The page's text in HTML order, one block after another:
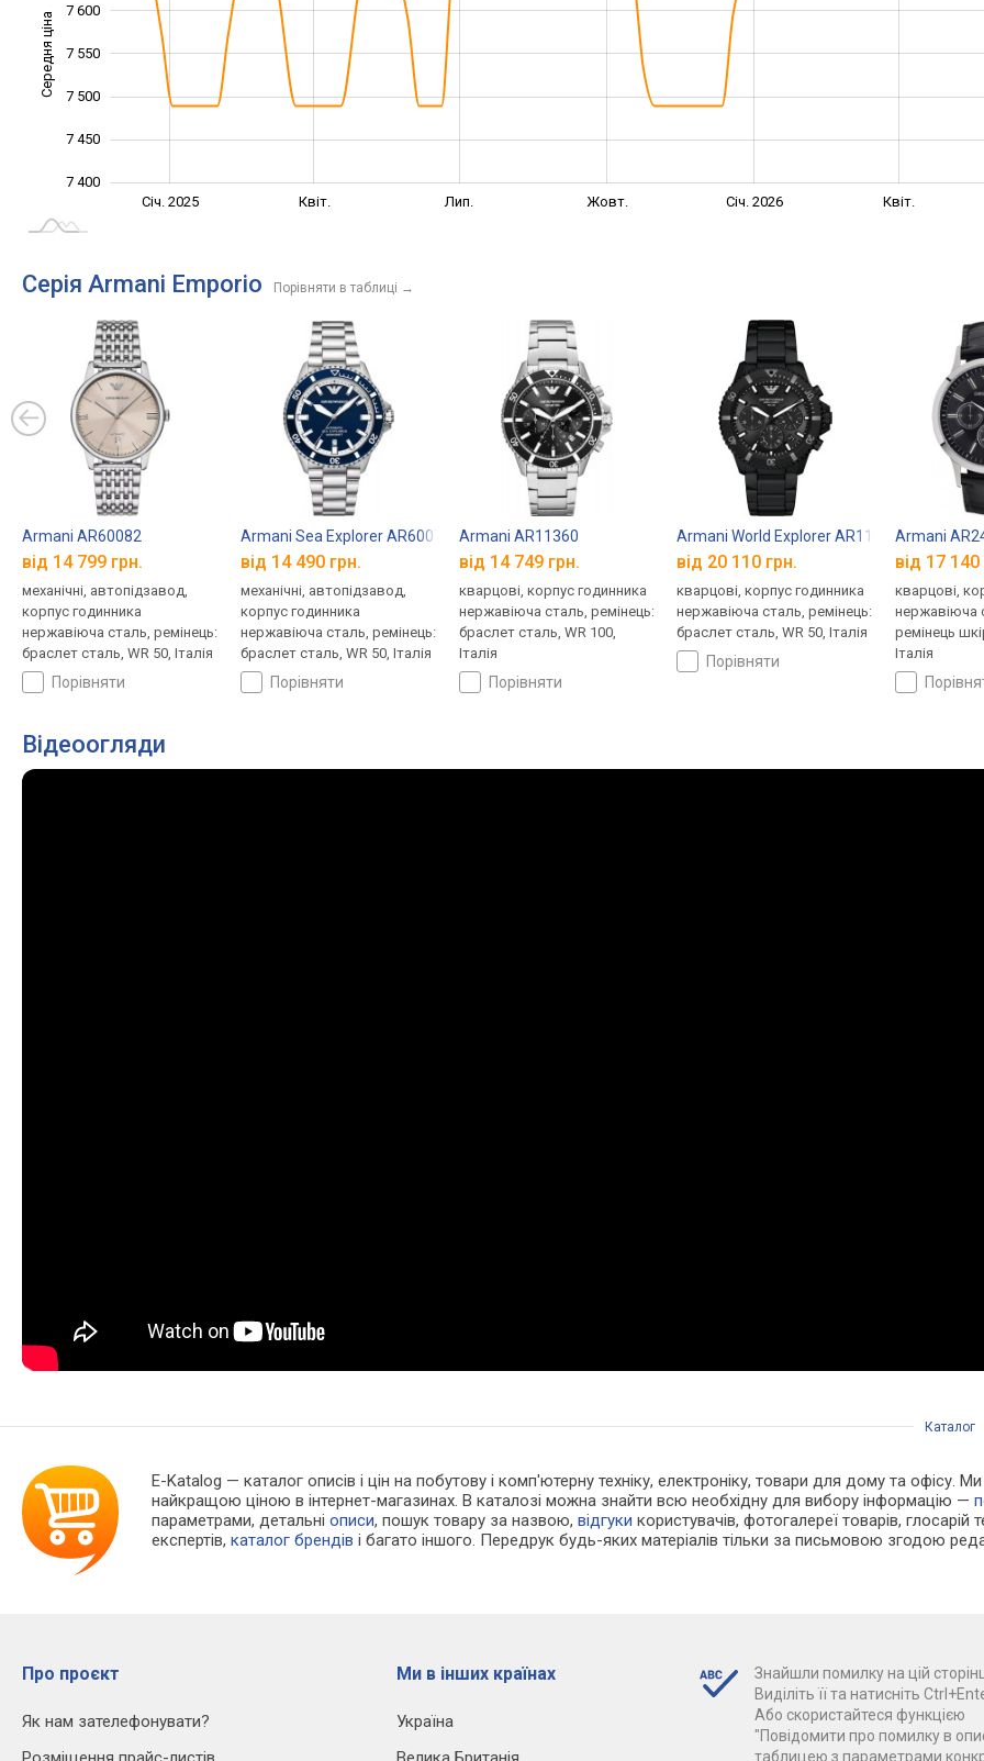
Середня ціна 7 400
7 400
7 450
7 500
7 550
7 600
Січ. 2025 Квіт. Лип. Жовт. Січ. 2026 Квіт.
Серія Armani Emporio Порівняти в таблиці →
Armani AR60082
від 14 799 грн.
механічні, автопідзавод,
корпус годинника
нержавіюча сталь, ремінець:
браслет сталь, WR 50, Італія
порівняти
Armani Sea Explorer AR60079
від 14 490 грн.
механічні, автопідзавод,
корпус годинника
нержавіюча сталь, ремінець:
браслет сталь, WR 50, Італія
порівняти
Armani AR11360
від 14 749 грн.
кварцові, корпус годинника
нержавіюча сталь, ремінець:
браслет сталь, WR 100,
Італія
порівняти
Armani World Explorer AR11784
від 20 110 грн.
кварцові, корпус годинника
нержавіюча сталь, ремінець:
браслет сталь, WR 50, Італія
порівняти
Armani
від 17 140
кварцові,
нержавіюча
ремінець
Італія
Відеоогляди
Каталог
E-Katalog — каталог описів і цін на побутову і комп'ютерну техніку, електроніку, товари для дому та офісу.
найкращою ціною в інтернет-магазинах. В каталозі можна знайти всю необхідну для вибору інформацію —
параметрами, детальніописи, пошук товару за назвою,відгуки користувачів, фотогалереї товарів, глосарій
експертів,каталог брендів і багато іншого. Передрук будь-яких матеріалів тільки за письмовою згодою
Про проєкт
Як нам зателефонувати?
Ми в інших країнах
Україна
Знайшли помилку на цій
Виділіть її та натисніть
Або скористайтеся функцією
"Повідомити про помилку в
таблицею з параметрами